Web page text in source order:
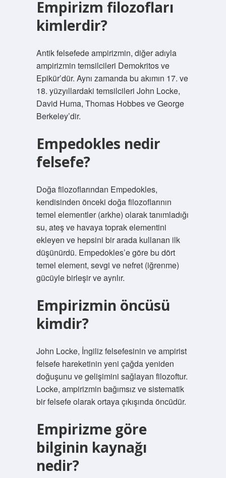
Empirizm filozofları
kimlerdir?
Antik felsefede ampirizmin, diğer adıyla
ampirizmin temsilcileri Demokritos ve
Epikür’dür. Aynı zamanda bu akımın 17. ve
18. yüzyıllardaki temsilcileri John Locke,
David Huma, Thomas Hobbes ve George
Berkeley’dir.
Empedokles nedir
felsefe?
Doğa filozoflarından Empedokles,
kendisinden önceki doğa filozoflarının
temel elementler (arkhe) olarak tanımladığı
su, ateş ve havaya toprak elementini
ekleyen ve hepsini bir arada kullanan ilk
düşünürdü. Empedokles’e göre bu dört
temel element, sevgi ve nefret (iğrenme)
gücüyle birleşir ve ayrılır.
Empirizmin öncüsü
kimdir?
John Locke, İngiliz felsefesinin ve ampirist
felsefe hareketinin yeni çağda yeniden
doğuşunu ve gelişimini sağlayan filozoftur.
Locke, ampirizmin bağımsız ve sistematik
bir felsefe olarak ortaya çıkışında öncüdür.
Empirizme göre
bilginin kaynağı
nedir?